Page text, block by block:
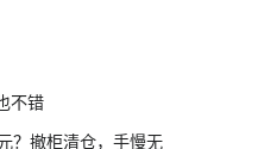
不错
？撤柜清仓，手慢无